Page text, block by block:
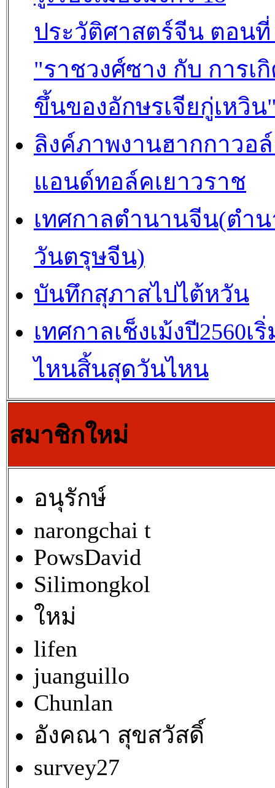
ประวัติศาสตร์จีน ตอนที่
"ราชวงศ์ซาง กับ การเ
ขึ้นของอักษรเจียกู่เหวิน
ลิงค์ภาพงานฮากกาวอ
แอนด์ทอล์คเยาวราช
เทศกาลตำนานจีน(ตำ
วันตรุษจีน)
บันทึกสุภาสไปไต้หวัน
เทศกาลเช็งเม้งปี2560เ
ไหนสิ้นสุดวันไหน
สมาชิกใหม่
อนุรักษ์
narongchai t
PowsDavid
Silimongkol
ใหม่
lifen
juanguillo
Chunlan
อังคณา สุขสวัสดิ์
survey27